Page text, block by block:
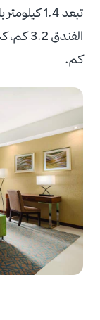
تبعد 1.4
كم.